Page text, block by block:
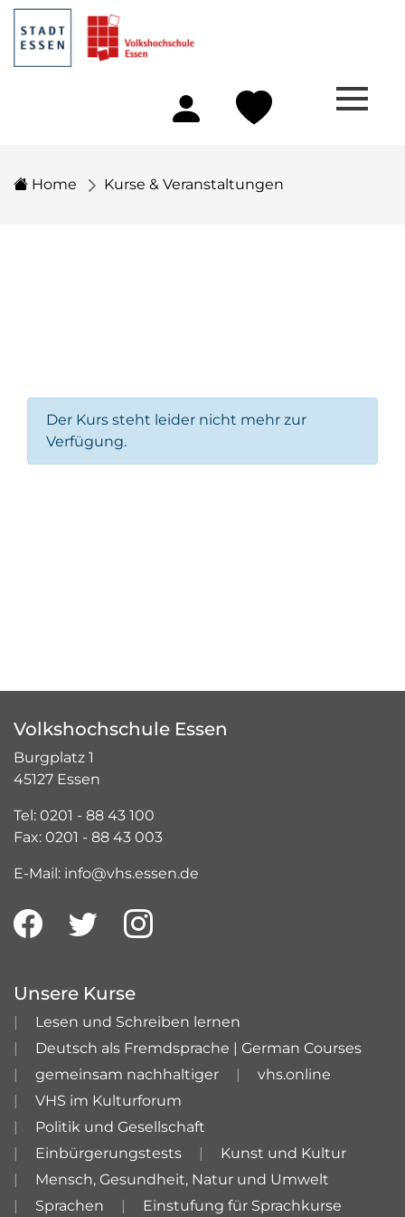
Home Kurse & Veranstaltungen
Der Kurs steht leider nicht mehr zur
Verfügung.
Volkshochschule Essen
Burgplatz 1
45127 Essen
Tel: 0201 - 88 43 100
Fax: 0201 - 88 43 003
E-Mail: info@vhs.essen.de
Unsere Kurse
Lesen und Schreiben lernen
Deutsch als Fremdsprache | German Courses
gemeinsam nachhaltiger
vhs.online
VHS im Kulturforum
Politik und Gesellschaft
Einbürgerungstests
Kunst und Kultur
Mensch, Gesundheit, Natur und Umwelt
Sprachen
Einstufung für Sprachkurse